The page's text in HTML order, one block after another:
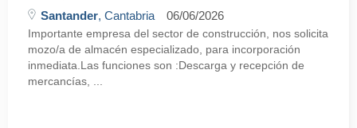
Santander, Cantabria 06/06/2026
Importante empresa del sector de construcción, nos solicita
mozo/a de almacén especializado, para incorporación
inmediata.Las funciones son :Descarga y recepción de
mercancías, ...